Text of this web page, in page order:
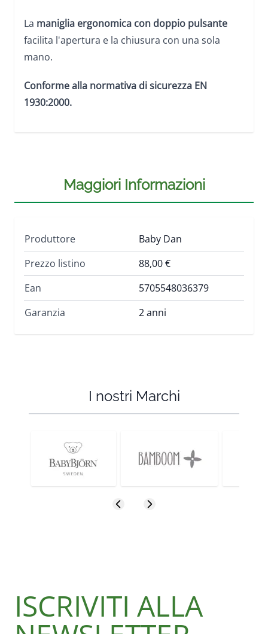
La maniglia ergonomica con doppio pulsante
facilita l'apertura e la chiusura con una sola
mano.
Conforme alla normativa di sicurezza EN
1930:2000.
Maggiori Informazioni
Produttore
Baby Dan
Prezzo listino
88,00 €
Ean
5705548036379
Garanzia
2 anni
I nostri Marchi
ISCRIVITI ALLA